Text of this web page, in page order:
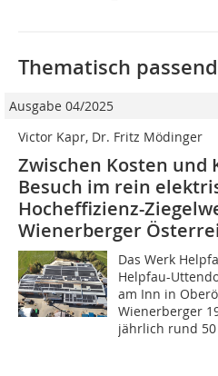
Thematisch
Ausgabe 04/2025
Victor Kapr, Dr. Fritz Mödinger
Zwischen Kosten und
Besuch im rein
Hocheffizienz-
Wienerberger
Das Werk
Helpfau-
am Inn in
Wienerberger
jährlich rund